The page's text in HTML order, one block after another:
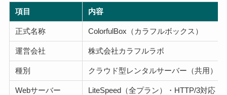
項目 内容
正式名称 ColorfulBox（カラフルボックス）
運営会社 株式会社カラフルラボ
種別 クラウド型レンタルサーバー（共用）
Webサーバー LiteSpeed（全プラン）・HTTP/3対応